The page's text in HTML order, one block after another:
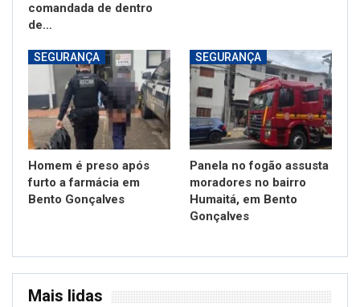
comandada de dentro
de…
SEGURANÇA
Homem é preso após
furto a farmácia em
Bento Gonçalves
SEGURANÇA
Panela no fogão assusta
moradores no bairro
Humaitá, em Bento
Gonçalves
Mais lidas